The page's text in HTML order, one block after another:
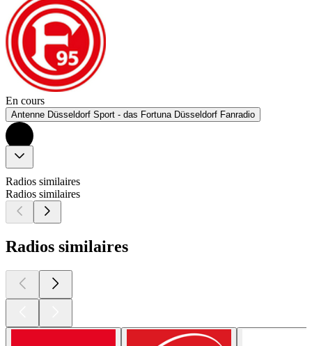
En cours
Antenne Düsseldorf Sport - das Fortuna Düsseldorf Fanradio
Radios similaires
Radios similaires
Radios similaires